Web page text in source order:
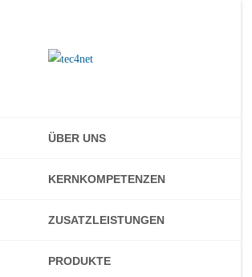
ÜBER UNS
KERNKOMPETENZEN
ZUSATZLEISTUNGEN
PRODUKTE